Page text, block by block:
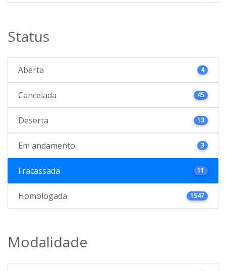
Status
Aberta 4
Cancelada 45
Deserta 13
Em andamento 3
Fracassada 11
Homologada 1547
Modalidade